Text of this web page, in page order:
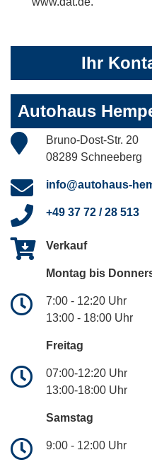
Ihr
Autohaus
Bruno-Dost-Str. 20
08289 Schneeberg
info@autohaus-
+49 37 72 / 28 513
Verkauf
Montag bis
7:00 - 12:20 Uhr
13:00 - 18:00 Uhr
Freitag
07:00-12:20 Uhr
13:00-18:00 Uhr
Samstag
9:00 - 12:00 Uhr